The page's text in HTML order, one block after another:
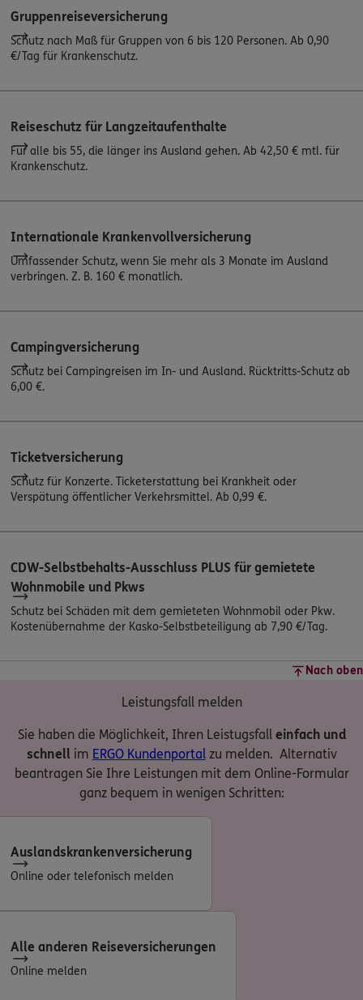
Gruppenreiseversicherung
Schutz nach Maß für Gruppen von 6 bis 120 Personen. Ab 0,90
€/Tag für Krankenschutz.
Reiseschutz für Langzeitaufenthalte
Für alle bis 55, die länger ins Ausland gehen. Ab 42,50 € mtl. für
Krankenschutz.
Internationale Krankenvollversicherung
Umfassender Schutz, wenn Sie mehr als 3 Monate im Ausland
verbringen. Z. B. 160 € monatlich.
Campingversicherung
Schutz bei Campingreisen im In- und Ausland. Rücktritts-Schutz ab
6,00 €.
Ticketversicherung
Schutz für Konzerte. Ticketerstattung bei Krankheit oder
Verspätung öffentlicher Verkehrsmittel. Ab 0,99 €.
CDW-Selbstbehalts-Ausschluss PLUS für gemietete
Wohnmobile und Pkws
Schutz bei Schäden mit dem gemieteten Wohnmobil oder Pkw.
Kostenübernahme der Kasko-Selbstbeteiligung ab 7,90 €/Tag.
Nach oben
Leistungsfall melden
Sie haben die Möglichkeit, Ihren Leistugsfall einfach und
schnell im ERGO Kundenportalzu melden. Alternativ
beantragen Sie Ihre Leistungen mit dem Online-Formular
ganz bequem in wenigen Schritten:
Auslandskrankenversicherung
Online oder telefonisch melden
Alle anderen Reiseversicherungen
Online melden